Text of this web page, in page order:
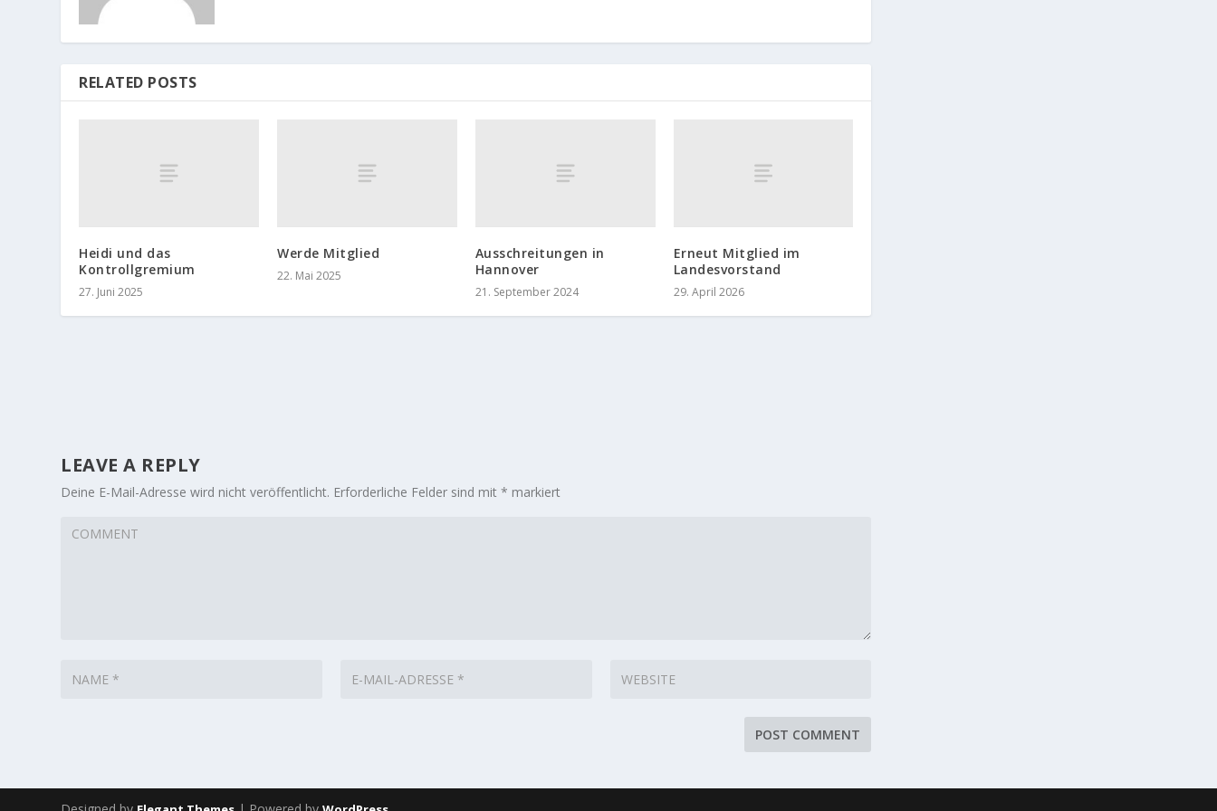
RELATED POSTS
Heidi und das
Kontrollgremium
27. Juni 2025
Werde Mitglied
22. Mai 2025
Ausschreitungen in
Hannover
21. September 2024
Erneut Mitglied im
Landesvorstand
29. April 2026
LEAVE A REPLY
Deine E-Mail-Adresse wird nicht veröffentlicht. Erforderliche Felder sind mit* markiert